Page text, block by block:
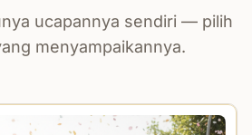
ucapannya sendiri — pilih
menyampaikannya.